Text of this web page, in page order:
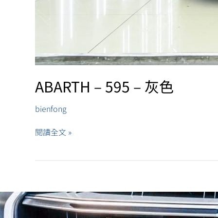
ABARTH – 595 – 灰色
bienfong
閱讀全文 »